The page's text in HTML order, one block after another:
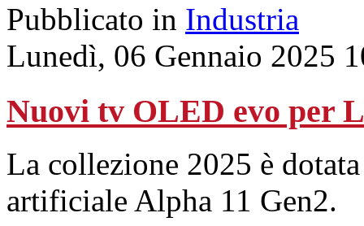
Pubblicato in Industria
Lunedì, 06 Gennaio 2025
Nuovi tv OLED evo per
La collezione 2025 è
artificiale Alpha 11 Gen2.